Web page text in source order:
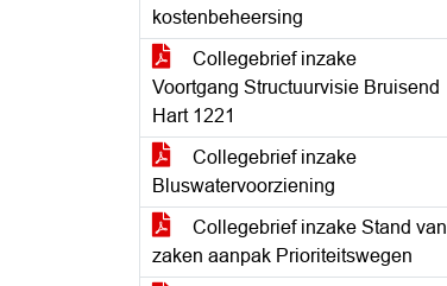
kostenbeheersing
Collegebrief inzake
Voortgang Structuurvisie Bruisend
Hart 1221
Collegebrief inzake
Bluswatervoorziening
Collegebrief inzake Stand van
zaken aanpak Prioriteitswegen